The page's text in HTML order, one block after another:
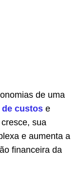
de uma
custos e
sua
e aumenta a
financeira da